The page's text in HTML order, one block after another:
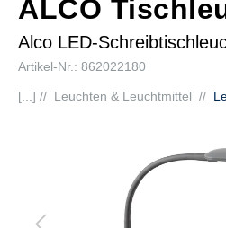
ALCO
Alco LED-
Artikel-Nr.: 862022180
[...] // Leuchten & Leuchtmittel //